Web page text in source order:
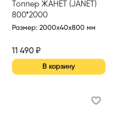
Топпер ЖАНЕТ (JANET)
800*2000
Размер: 2000x40x800 мм
11 490 ₽
В корзину